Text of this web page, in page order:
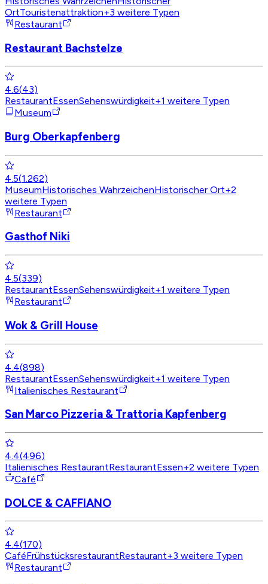
OrtTouristenattraktion+3 weitere Typen
Restaurant
Restaurant Bachstelze
4.6(43)
RestaurantEssenSehenswürdigkeit+1 weitere Typen
Museum
Burg Oberkapfenberg
4.5(1.262)
MuseumHistorisches WahrzeichenHistorischer Ort+2
weitere Typen
Restaurant
Gasthof Niki
4.5(339)
RestaurantEssenSehenswürdigkeit+1 weitere Typen
Restaurant
Wok & Grill House
4.4(898)
RestaurantEssenSehenswürdigkeit+1 weitere Typen
Italienisches Restaurant
San Marco Pizzeria & Trattoria Kapfenberg
4.4(496)
Italienisches RestaurantRestaurantEssen+2 weitere Typen
Café
DOLCE & CAFFIANO
4.4(170)
CaféFrühstücksrestaurantRestaurant+3 weitere Typen
Restaurant